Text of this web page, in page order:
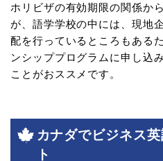
ホリビザの有効期限の関係か
が、語学学校の中には、現地
配を行っているところもある
ンシッププログラムに申し込
ことがおススメです。
カナダでビジネス
ト